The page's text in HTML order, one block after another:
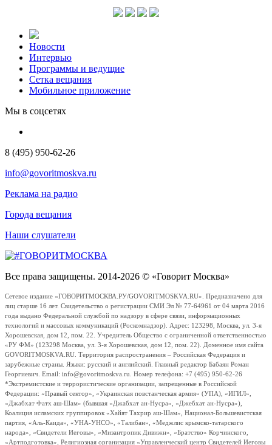
Новости
Интервью
Программы и ведущие
Сетка вещания
Мобильное приложение
Мы в соцсетях
8 (495) 950-62-26
info@govoritmoskva.ru
Реклама на радио
Города вещания
Наши слушатели
Все права защищены. 2014-2026 © «Говорит Москва»
Сетевое издание «ГОВОРИТМОСКВА.РУ/GOVORITMOSKVA.RU». Предназначено для
лиц старше 16 лет. Свидетельство о регистрации СМИ Эл № 77-64961 от 04 марта 2016
года выдано Федеральной службой по надзору в сфере связи, информационных
технологий и массовых коммуникаций (Роскомнадзор). Адрес: 123298, Москва, ул. 3-я
Хорошевская, дом 12, пом. 22. Учредитель Общество с ограниченной ответственностью
«РУ ФМ» (123298 Москва, ул. 3-я Хорошевская, дом 12, пом. 22). Доменное имя сайта
GOVORITMOSKVA.RU. Территория распространения – Российская Федерация и
зарубежные страны. Языки: русский и английский. Главный редактор Бабаян Роман
Георгиевич. Email: info@govoritmoskva.ru. Номер телефона: +7 (495) 950-62-26
*Экстремистские и террористические организации, запрещенные в Российской
Федерации: «Правый сектор», «Украинская повстанческая армия» (УПА), «ИГИЛ»,
«Джабхат Фатх аш-Шам» (бывшая «Джабхат ан-Нусра», «Джебхат ан-Нусра»),
Коалиция исламских группировок «Хайят Тахрир аш-Шам», Национал-Большевистская
партия, «Аль-Каида», «УНА-УНСО», «Талибан», «Меджлис крымско-татарского
народа», «Свидетели Иеговы», «Мизантропик Дивижн», «Братство» Корчинского,
«Артподготовка», Религиозная организация «Управленческий центр Свидетелей Иеговы